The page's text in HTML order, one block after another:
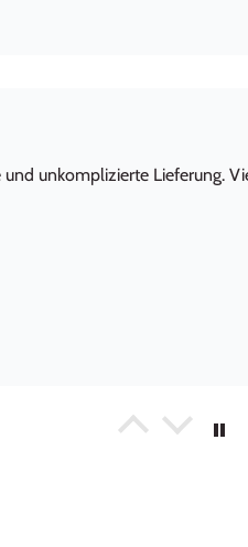
unkomplizierte Lieferung.